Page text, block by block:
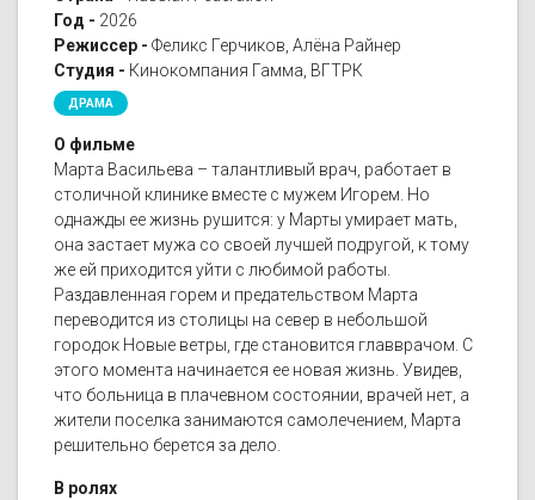
Год - 2026
Режиссер - Феликс Герчиков, Алёна Райнер
Студия - Кинокомпания Гамма, ВГТРК
ДРАМА
О фильме
Марта Васильева – талантливый врач, работает в
столичной клинике вместе с мужем Игорем. Но
однажды ее жизнь рушится: у Марты умирает мать,
она застает мужа со своей лучшей подругой, к тому
же ей приходится уйти с любимой работы.
Раздавленная горем и предательством Марта
переводится из столицы на север в небольшой
городок Новые ветры, где становится главврачом. С
этого момента начинается ее новая жизнь. Увидев,
что больница в плачевном состоянии, врачей нет, а
жители поселка занимаются самолечением, Марта
решительно берется за дело.
В ролях